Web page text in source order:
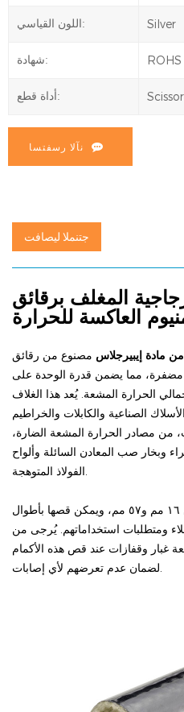
اللون القياسي: Silver
شهادة: ROHS
أداة قطع:
نآلا رسفتسا
جتنملا ليصافت
المغلف برقائق
العاكسة للحرارة
مادة إيبيرجلاس مصنوع من رقائق
مضفرة، مما يضمن قدرة الوحدة على
الحرارة المشعة. يُعد هذا الغلاف
الصناعية والكابلات والخراطيم
من مصادر الحرارة المشعة الضارة،
وبخار صب المعادن السائلة وألواح
تتوفر هذه الوحدة بأحجام تتراوح بين ١٦ مم و٥٧ مم، ويمكن قصها بأطوال
ومتطلبات استخداماتهم. يُرجى من
غبار وقفازات عند قص هذه الأكمام